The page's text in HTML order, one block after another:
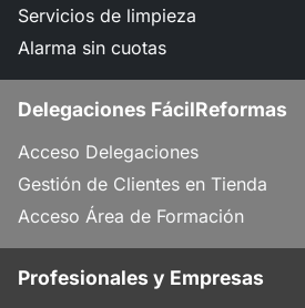
Servicios de limpieza
Alarma sin cuotas
Delegaciones FácilReformas
Acceso Delegaciones
Gestión de Clientes en Tienda
Acceso Área de Formación
Profesionales y Empresas